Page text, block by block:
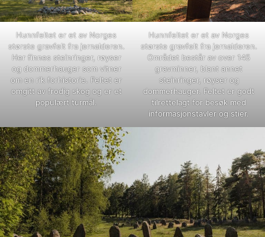
Hunnfeltet er et av Norges
største gravfelt fra jernalderen.
Her finnes steinringer, røyser
og dommerhauger som vitner
om en rik forhistorie. Feltet er
omgitt av frodig skog og er et
populært turmål.
Hunnfeltet er et av Norges
største gravfelt fra jernalderen.
Området består av over 145
gravminner, blant annet
steinringer, røyser og
dommerhauger. Feltet er godt
tilrettelagt for besøk med
informasjonstavler og stier.